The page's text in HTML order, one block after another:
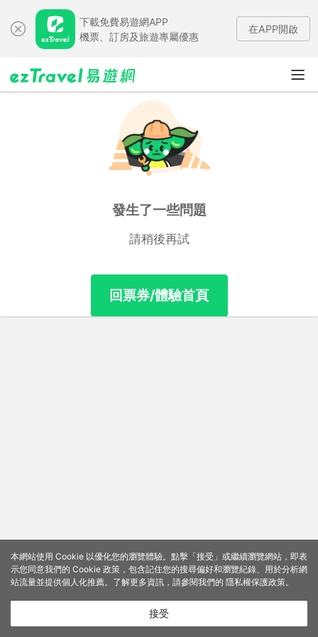
下載免費易遊網APP
機票、訂房及旅遊專屬優惠
在APP開啟
發生了一些問題
請稍後再試
回票券/體驗首頁
本網站使用 Cookie 以優化您的瀏覽體驗。點擊「接受」或繼續瀏覽網站，即表
示您同意我們的 Cookie 政策，包含記住您的搜尋偏好和瀏覽紀錄、用於分析網
站流量並提供個人化推薦。了解更多資訊，請參閱我們的 隱私權保護政策。
接受